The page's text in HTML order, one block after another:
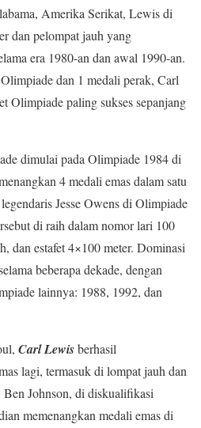
Amerika Serikat, Lewis di
dan pelompat jauh yang
era 1980-an dan awal 1990-an.
dan 1 medali perak, Carl
Olimpiade paling sukses sepanjang
dimulai pada Olimpiade 1984 di
4 medali emas dalam satu
Jesse Owens di Olimpiade
di raih dalam nomor lari 100
dan estafet 4×100 meter. Dominasi
beberapa dekade, dengan
lainnya: 1988, 1992, dan
Carl Lewisberhasil
lagi, termasuk di lompat jauh dan
Ben Johnson, di diskualifikasi
memenangkan medali emas di